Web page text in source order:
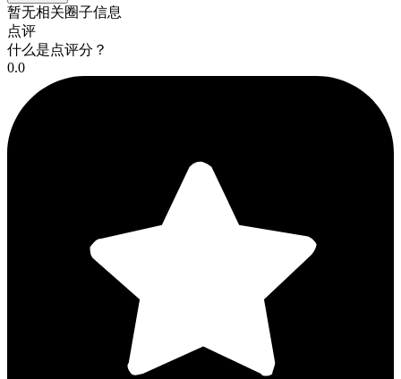
暂无相关圈子信息
点评
什么是点评分？
0.0